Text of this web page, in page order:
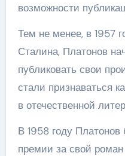
возможности
Тем не менее, в 1957
Сталина, Платонов
публиковать свои
стали признаваться
в отечественной
В 1958 году
премии за свой